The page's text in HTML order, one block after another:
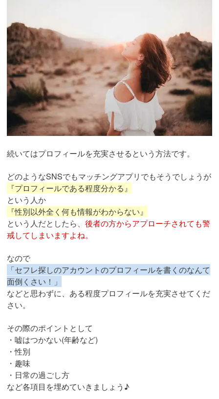
続いてはプロフィールを充実させるという方法です。
どのようなSNSでもマッチングアプリでもそうでしょうが
『プロフィールである程度分かる』
という人か
『性別以外全く何も情報がわからない』
という人だとしたら、 後者の方からアプローチされても警
戒してしまいますよね。
なので
「セフレ探しのアカウントのプロフィールを書くのなんて
面倒くさい！」
などと思わずに、ある程度プロフィールを充実させてくだ
さい。
その際のポイントとして
・嘘はつかない(年齢など)
・性別
・趣味
・日常の過ごし方
など各項目を埋めていきましょう♪